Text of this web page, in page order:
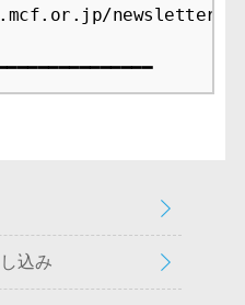
newsletter/
込み